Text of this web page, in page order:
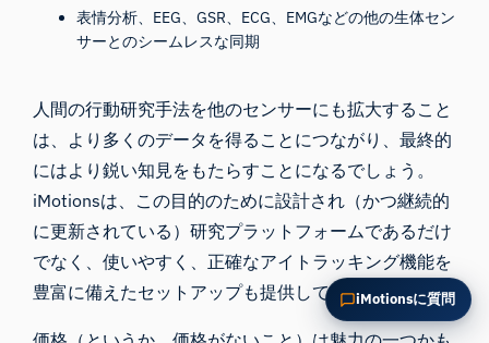
表情分析、EEG、GSR、ECG、EMGなどの他の生体セン
サーとのシームレスな同期
人間の行動研究手法を他のセンサーにも拡大すること
は、より多くのデータを得ることにつながり、最終的
にはより鋭い知見をもたらすことになるでしょう。
iMotionsは、この目的のために設計され（かつ継続的
に更新されている）研究プラットフォームであるだけ
でなく、使いやすく、正確なアイトラッキング機能を
豊富に備えたセットアップも提供しています。iMotionsに質問